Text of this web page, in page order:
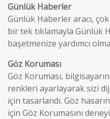
Günlük Haberler
Günlük Haberler aracı,
bir tek tıklamayla Günlük
başetmenize yardımcı
Göz Koruması
Göz Koruması,
renkleri ayarlayarak sizi
için tasarlandı. Göz
için Göz Korumasını